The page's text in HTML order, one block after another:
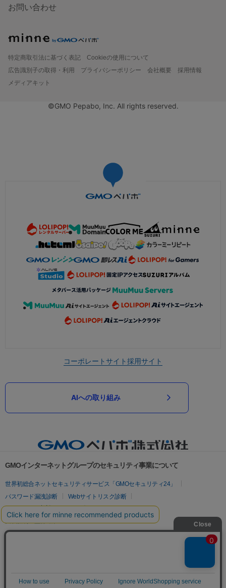
お問い合わせ
特定商取引法に基づく表記
Cookieの使用について
広告識別子の取得・利用
プライバシーポリシー 会社概要
採用情報
メディアキット
©GMO Pepabo, Inc. All rights reserved.
コーポレートサイト採用サイト
AIへの取り組み
GMOインターネットグループのセキュリティ事業について
世界初総合ネットセキュリティサービス「GMOセキュリティ24」
パスワード漏洩診断
Webサイトリスク診断
セキュリティ相談AIチャットボット
実在証明・盗聴対策
サイバー攻撃対策（GMOサイバーセキュリティ byイエラエ）